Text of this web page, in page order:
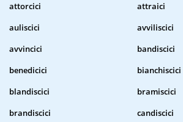
attorcici
attraici
auliscici
avviliscici
avvincici
bandiscici
benedicici
bianchiscici
blandiscici
bramiscici
brandiscici
candiscici